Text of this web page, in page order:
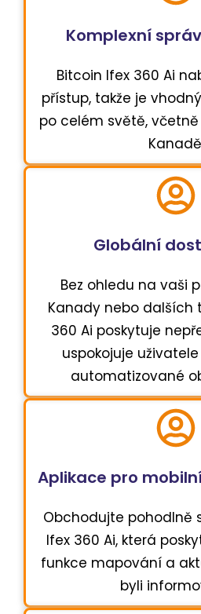
Komplexní
Bitcoin Ifex 360 Ai
přístup, takže je
po celém světě,
Globální
Bez ohledu na vaši
Kanady nebo dalších
360 Ai poskytuje
uspokojuje
automatizované
Aplikace pro
Obchodujte pohodlně
Ifex 360 Ai, která
funkce mapování a
byli